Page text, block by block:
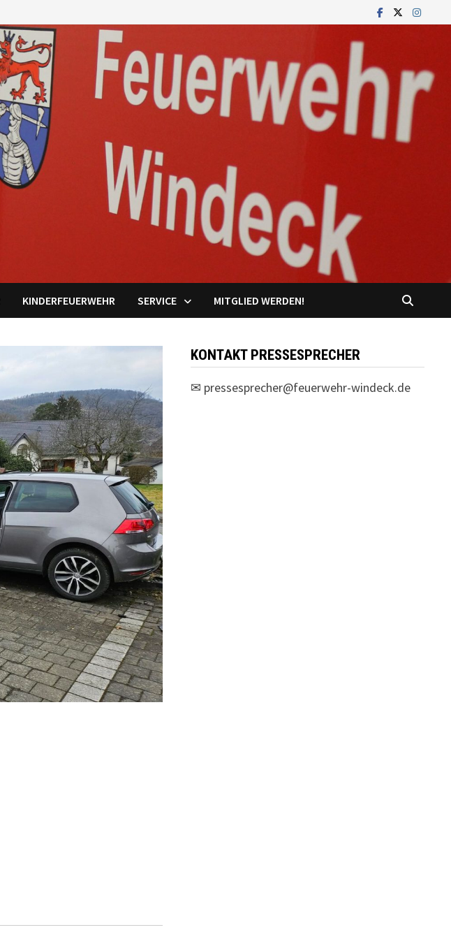
KINDERFEUERWEHR SERVICE MITGLIED WERDEN!
KONTAKT PRESSESPRECHER
✉ pressesprecher@feuerwehr-windeck.de